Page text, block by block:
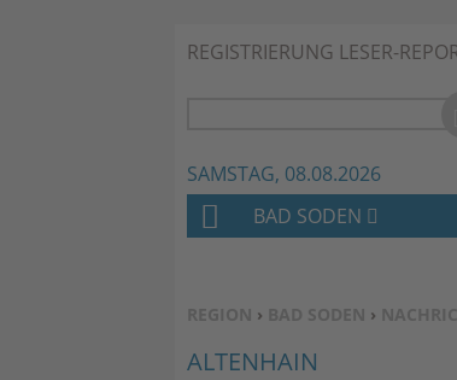
REGISTRIERUNG LESER-
SAMSTAG, 08.08.2026
SIE BEFINDEN SICH HIER:
REGION › BAD SODEN ›
ALTENHAIN
H
M
E
BAD SODEN